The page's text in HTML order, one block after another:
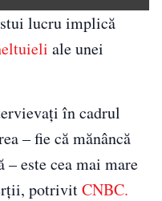
lucru implică
ale unei
în cadrul
– fie că mănâncă
– este cea mai mare
potrivitCNBC.